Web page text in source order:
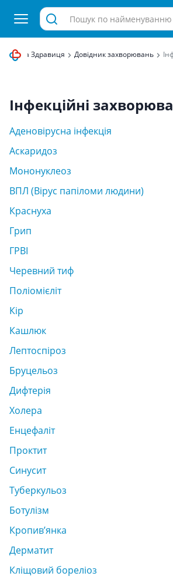
аптека Здравиця Довідник захворювань
Інфекційні
Аденовірусна інфекція
Аскаридоз
Мононуклеоз
ВПЛ (Вірус папіломи людини)
Краснуха
Грип
ГРВІ
Черевний тиф
Поліомієліт
Кір
Кашлюк
Лептоспіроз
Бруцельоз
Дифтерія
Холера
Енцефаліт
Проктит
Синусит
Туберкульоз
Ботулізм
Кропив’янка
Дерматит
Кліщовий бореліоз